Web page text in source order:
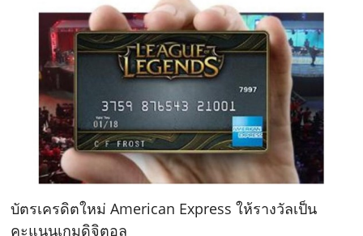
บัตรเครดิตใหม่ American Express ให้รางวัลเป็น
คะแนนเกมดิจิตอล